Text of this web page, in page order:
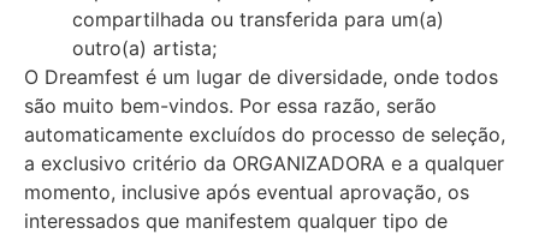
compartilhada ou transferida para um(a)
outro(a) artista;
O Dreamfest é um lugar de diversidade, onde todos
são muito bem-vindos. Por essa razão, serão
automaticamente excluídos do processo de seleção,
a exclusivo critério da ORGANIZADORA e a qualquer
momento, inclusive após eventual aprovação, os
interessados que manifestem qualquer tipo de